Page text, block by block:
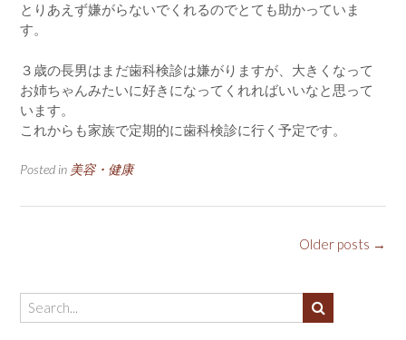
とりあえず嫌がらないでくれるのでとても助かっていま
す。
３歳の長男はまだ歯科検診は嫌がりますが、大きくなって
お姉ちゃんみたいに好きになってくれればいいなと思って
います。
これからも家族で定期的に歯科検診に行く予定です。
Posted in 美容・健康
Older posts →